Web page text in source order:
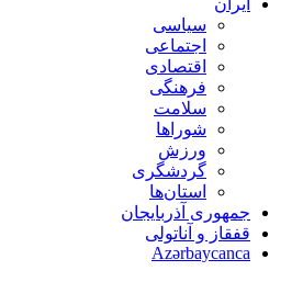
ایران
سیاسی
اجتماعی
اقتصادی
فرهنگی
سلامت
شوراها
ورزش
گردشگری
استان‌ها
جمهوری آذربایجان
قفقاز و آناتولی
Azərbaycanca